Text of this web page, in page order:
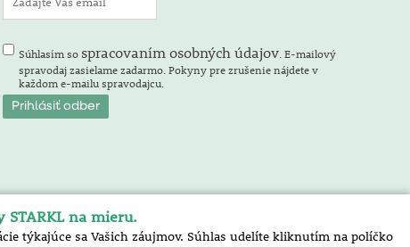
Súhlasím so spracovaním osobných údajov . E-mailový
spravodaj zasielame zadarmo. Pokyny pre zrušenie nájdete v
každom e-mailu spravodajcu.
na mieru.
týkajúce sa Vašich záujmov. Súhlas udelíte kliknutím na políčko